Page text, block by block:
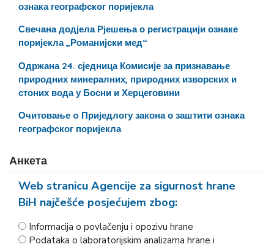
ознака географског поријекла
Свечана додјела Рјешења о регистрацији ознаке
поријекла „Романијски мед“
Одржана 24. сједница Комисије за признавање
природних минералних, природних изворских и
стоних вода у Босни и Херцеговини
Очитовање o Приједлогу закона о заштити ознака
географског поријекла
Анкета
Web stranicu Agencije za sigurnost hrane
BiH najčešće posjećujem zbog:
Informacija o povlačenju i opozivu hrane
Podataka o laboratorijskim analizama hrane i